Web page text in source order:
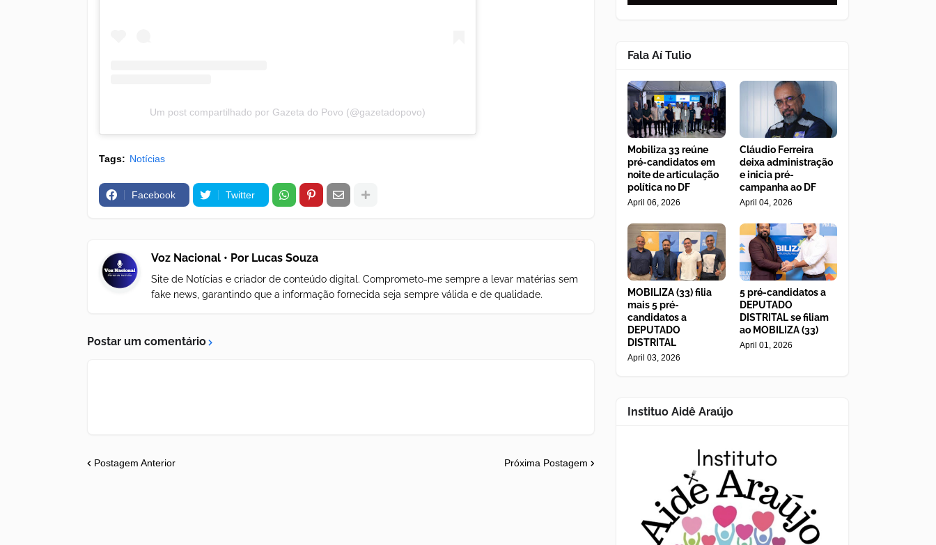
Um post compartilhado por Gazeta do Povo (@gazetadopovo)
Tags: Notícias
Facebook Twitter
Voz Nacional • Por Lucas Souza
Site de Notícias e criador de conteúdo digital. Comprometo-me sempre a levar matérias sem
fake news, garantindo que a informação fornecida seja sempre válida e de qualidade.
Postar um comentário
Postagem Anterior Próxima Postagem
Fala Aí Tulio
Mobiliza 33 reúne
pré-candidatos em
noite de articulação
política no DF
April 06, 2026
Cláudio Ferreira
deixa administração
e inicia pré-
campanha ao DF
April 04, 2026
MOBILIZA (33) filia
mais 5 pré-
candidatos a
DEPUTADO
DISTRITAL
April 03, 2026
5 pré-candidatos a
DEPUTADO
DISTRITAL se filiam
ao MOBILIZA (33)
April 01, 2026
Instituo Aidê Araújo